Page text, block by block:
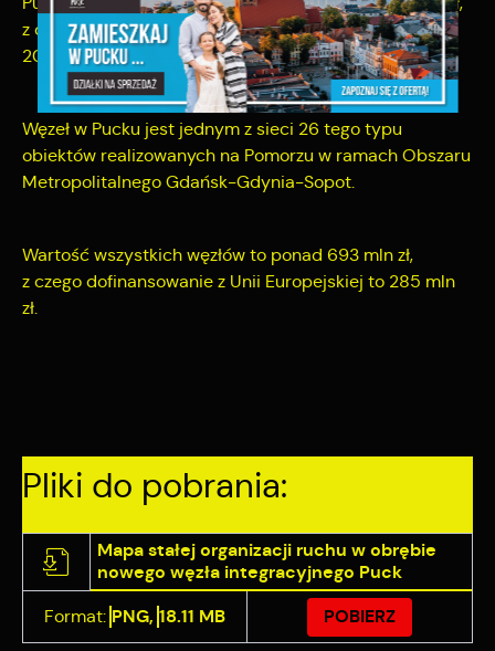
z czego 6 809 954,86zł to dofinansowanie z RPO WP
2014-2020.
Węzeł w Pucku jest jednym z sieci 26 tego typu
obiektów realizowanych na Pomorzu w ramach Obszaru
Metropolitalnego Gdańsk-Gdynia-Sopot.
Wartość wszystkich węzłów to ponad 693 mln zł,
z czego dofinansowanie z Unii Europejskiej to 285 mln
zł.
Pliki do pobrania:
Mapa stałej organizacji ruchu w obrębie
nowego węzła integracyjnego Puck
Format: PNG, 18.11 MB POBIERZ